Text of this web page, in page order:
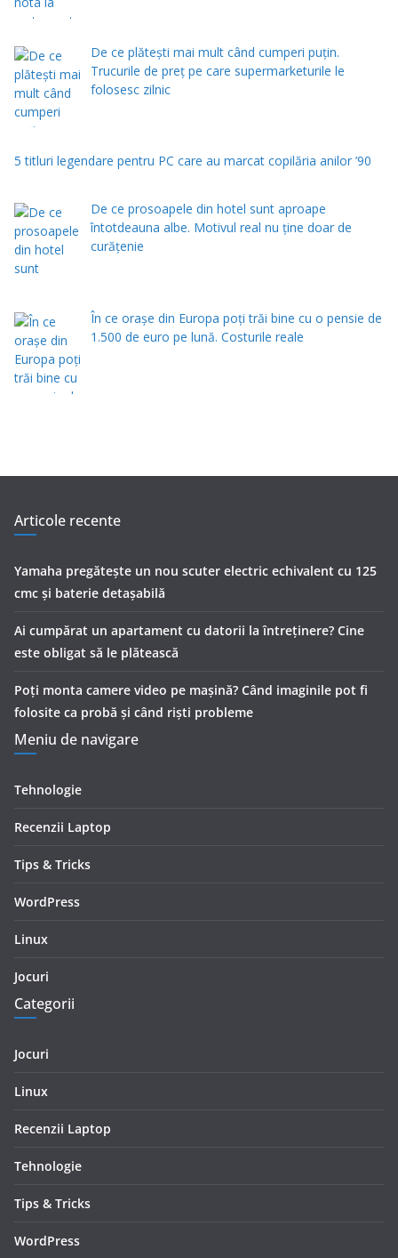
De ce plătești mai mult când cumperi puțin.
Trucurile de preț pe care supermarketurile le
folosesc zilnic
5 titluri legendare pentru PC care au marcat copilăria anilor ’90
De ce prosoapele din hotel sunt aproape
întotdeauna albe. Motivul real nu ține doar de
curățenie
În ce orașe din Europa poți trăi bine cu o pensie de
1.500 de euro pe lună. Costurile reale
Articole recente
Yamaha pregătește un nou scuter electric echivalent cu 125
cmc și baterie detașabilă
Ai cumpărat un apartament cu datorii la întreținere? Cine
este obligat să le plătească
Poți monta camere video pe mașină? Când imaginile pot fi
folosite ca probă și când riști probleme
Meniu de navigare
Tehnologie
Recenzii Laptop
Tips & Tricks
WordPress
Linux
Jocuri
Categorii
Jocuri
Linux
Recenzii Laptop
Tehnologie
Tips & Tricks
WordPress